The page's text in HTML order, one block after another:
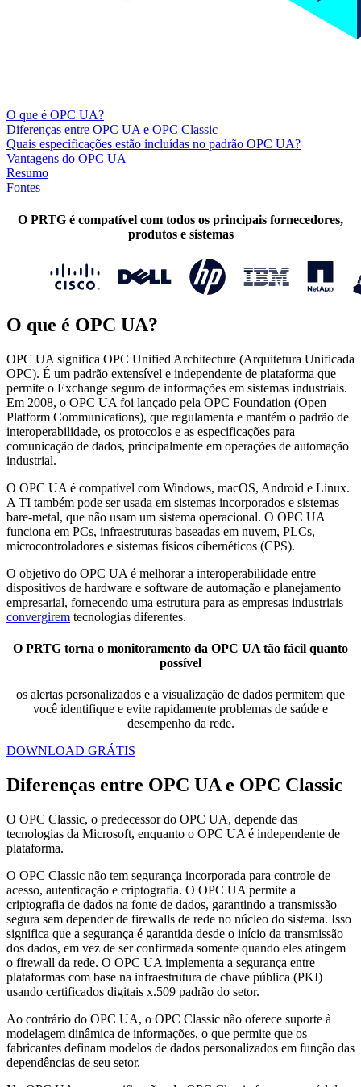
O que é OPC UA?
Diferenças entre OPC UA e OPC Classic
Quais especificações estão incluídas no padrão OPC UA?
Vantagens do OPC UA
Resumo
Fontes
O PRTG é compatível com todos os principais fornecedores,
produtos e sistemas
O que é OPC UA?
OPC UA significa OPC Unified Architecture (Arquitetura Unificada
OPC). É um padrão extensível e independente de plataforma que
permite o Exchange seguro de informações em sistemas industriais.
Em 2008, o OPC UA foi lançado pela OPC Foundation (Open
Platform Communications), que regulamenta e mantém o padrão de
interoperabilidade, os protocolos e as especificações para
comunicação de dados, principalmente em operações de automação
industrial.
O OPC UA é compatível com Windows, macOS, Android e Linux.
A TI também pode ser usada em sistemas incorporados e sistemas
bare-metal, que não usam um sistema operacional. O OPC UA
funciona em PCs, infraestruturas baseadas em nuvem, PLCs,
microcontroladores e sistemas físicos cibernéticos (CPS).
O objetivo do OPC UA é melhorar a interoperabilidade entre
dispositivos de hardware e software de automação e planejamento
empresarial, fornecendo uma estrutura para as empresas industriais
convergirem tecnologias diferentes.
O PRTG torna o monitoramento da OPC UA tão fácil quanto
possível
os alertas personalizados e a visualização de dados permitem que
você identifique e evite rapidamente problemas de saúde e
desempenho da rede.
DOWNLOAD GRÁTIS
Diferenças entre OPC UA e OPC Classic
O OPC Classic, o predecessor do OPC UA, depende das
tecnologias da Microsoft, enquanto o OPC UA é independente de
plataforma.
O OPC Classic não tem segurança incorporada para controle de
acesso, autenticação e criptografia. O OPC UA permite a
criptografia de dados na fonte de dados, garantindo a transmissão
segura sem depender de firewalls de rede no núcleo do sistema. Isso
significa que a segurança é garantida desde o início da transmissão
dos dados, em vez de ser confirmada somente quando eles atingem
o firewall da rede. O OPC UA implementa a segurança entre
plataformas com base na infraestrutura de chave pública (PKI)
usando certificados digitais x.509 padrão do setor.
Ao contrário do OPC UA, o OPC Classic não oferece suporte à
modelagem dinâmica de informações, o que permite que os
fabricantes definam modelos de dados personalizados em função das
dependências de seu setor.